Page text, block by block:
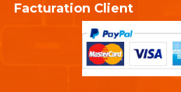
Facturation Client